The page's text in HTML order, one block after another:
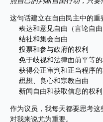
这句话建立在自由民主中的重
表达和意见自由（言论自由
结社和集会自由
投票和参与政府的权利
免于歧视和法律面前平等
获得公正审判和正当程序
思想、良心和宗教自由
新闻自由和获取信息的权利
作为议员，我每天都要思考
对我来说尤为重要。